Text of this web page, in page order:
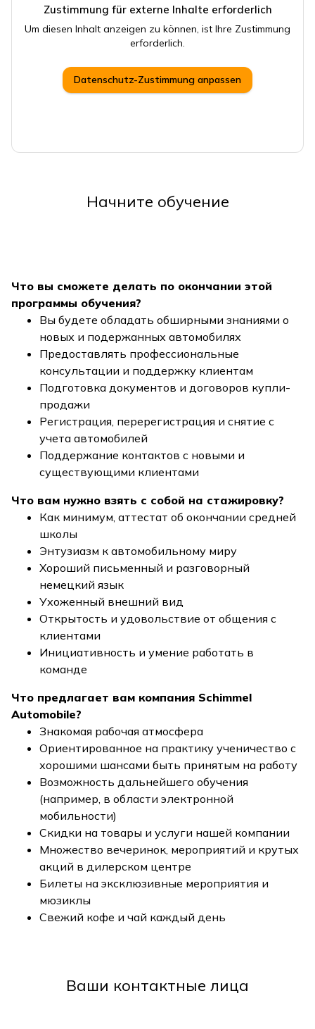
Zustimmung für externe Inhalte erforderlich
Um diesen Inhalt anzeigen zu können, ist Ihre Zustimmung
erforderlich.
Datenschutz-Zustimmung anpassen
Начните обучение
Что вы сможете делать по окончании этой
программы обучения?
Вы будете обладать обширными знаниями о
новых и подержанных автомобилях
Предоставлять профессиональные
консультации и поддержку клиентам
Подготовка документов и договоров купли-
продажи
Регистрация, перерегистрация и снятие с
учета автомобилей
Поддержание контактов с новыми и
существующими клиентами
Что вам нужно взять с собой на стажировку?
Как минимум, аттестат об окончании средней
школы
Энтузиазм к автомобильному миру
Хороший письменный и разговорный
немецкий язык
Ухоженный внешний вид
Открытость и удовольствие от общения с
клиентами
Инициативность и умение работать в
команде
Что предлагает вам компания Schimmel
Automobile?
Знакомая рабочая атмосфера
Ориентированное на практику ученичество с
хорошими шансами быть принятым на работу
Возможность дальнейшего обучения
(например, в области электронной
мобильности)
Скидки на товары и услуги нашей компании
Множество вечеринок, мероприятий и крутых
акций в дилерском центре
Билеты на эксклюзивные мероприятия и
мюзиклы
Свежий кофе и чай каждый день
Ваши контактные лица